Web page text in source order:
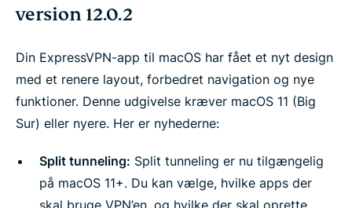
version 12.0.2
Din ExpressVPN-app til macOS har fået et nyt design
med et renere layout, forbedret navigation og nye
funktioner. Denne udgivelse kræver macOS 11 (Big
Sur) eller nyere. Her er nyhederne:
Split tunneling: Split tunneling er nu tilgængelig
på macOS 11+. Du kan vælge, hvilke apps der
skal bruge VPN’en, og hvilke der skal oprette